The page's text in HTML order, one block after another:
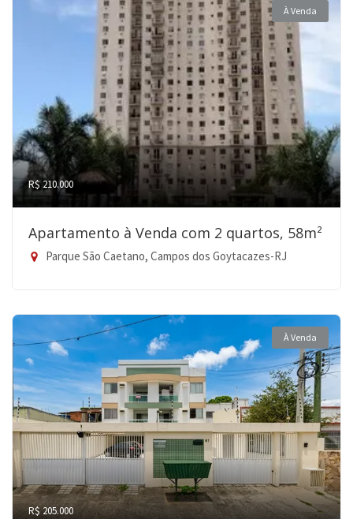
À Venda
R$ 210.000
Apartamento à Venda com 2 quartos, 58m²
Parque São Caetano, Campos dos Goytacazes-RJ
À Venda
R$ 205.000